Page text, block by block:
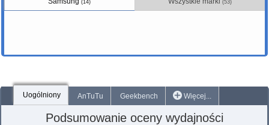
(14) (53)
Uogólniony AnTuTu Geekbench Więcej...
Podsumowanie oceny wydajności